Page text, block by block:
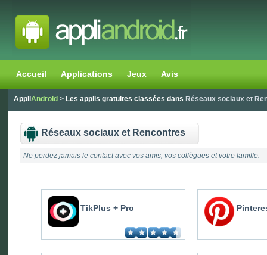
Accueil Applications Jeux Avis
AppliAndroid > Les applis gratuites classées dans Réseaux sociaux et
Réseaux sociaux et Rencontres
Ne perdez jamais le contact avec vos amis, vos collègues et votre famille.
TikPlus + Pro